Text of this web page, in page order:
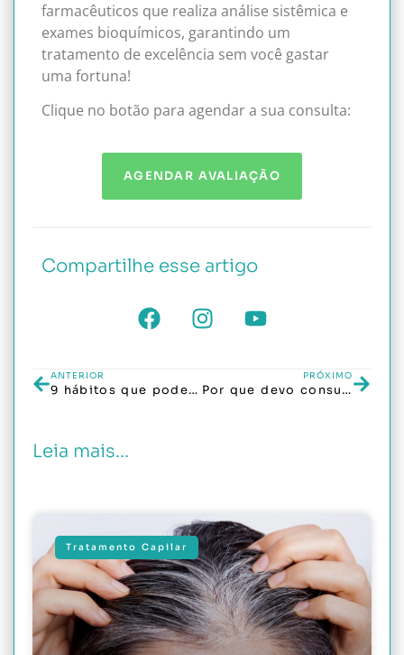
farmacêuticos que realiza análise sistêmica e
exames bioquímicos, garantindo um
tratamento de excelência sem você gastar
uma fortuna!
Clique no botão para agendar a sua consulta:
AGENDAR AVALIAÇÃO
Compartilhe esse artigo
ANTERIOR
9 hábitos que podem piorar a dermatite seborreica
PRÓXIMO
Por que devo consultar um tricologista regularmente?
Leia mais...
Tratamento Capilar